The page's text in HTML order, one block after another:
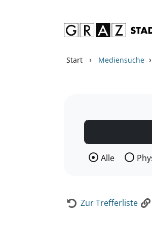
Start › Mediensuche ›
Wählen Sie die
Alle
Zur Trefferliste